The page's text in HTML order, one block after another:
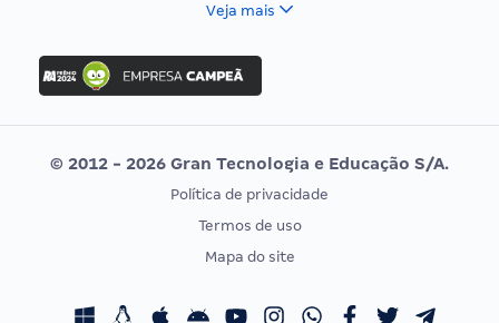
Concurso Nacional Unificado
Concurso Ibama
Concurso MPU
Editais publicados
Vunesp
CONCURSOS POR PROFISSÃO
Concursos Fiscais
EXAME DE ORDEM
Calendário OAB
Veja mais
© 2012 - 2026 Gran Tecnologia e Educação S/A.
Política de privacidade
Termos de uso
Mapa do site